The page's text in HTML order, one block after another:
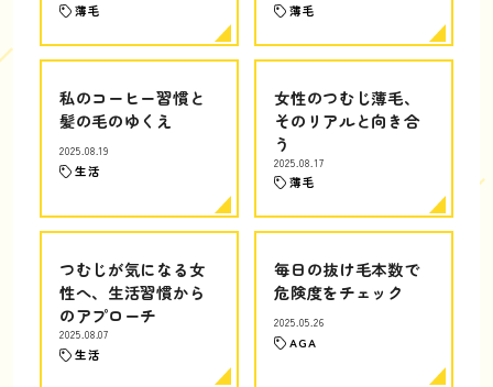
薄毛 薄毛
私のコーヒー習慣と
髪の毛のゆくえ
2025.08.19
生活
女性のつむじ薄毛、
そのリアルと向き合
う
2025.08.17
薄毛
つむじが気になる女
性へ、生活習慣から
のアプローチ
2025.08.07
生活
毎日の抜け毛本数で
危険度をチェック
2025.05.26
AGA